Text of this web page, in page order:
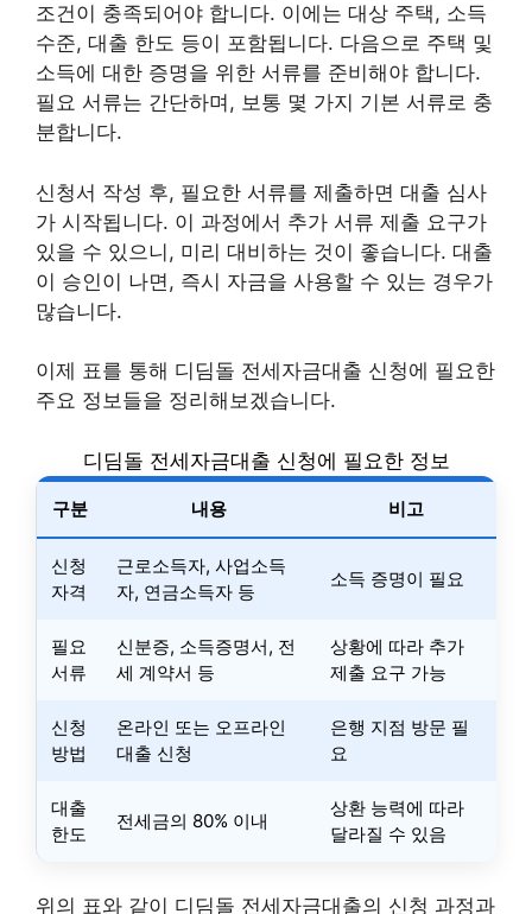
조건이 충족되어야 합니다. 이에는 대상 주택, 소득
수준, 대출 한도 등이 포함됩니다. 다음으로 주택 및
소득에 대한 증명을 위한 서류를 준비해야 합니다.
필요 서류는 간단하며, 보통 몇 가지 기본 서류로 충
분합니다.
신청서 작성 후, 필요한 서류를 제출하면 대출 심사
가 시작됩니다. 이 과정에서 추가 서류 제출 요구가
있을 수 있으니, 미리 대비하는 것이 좋습니다. 대출
이 승인이 나면, 즉시 자금을 사용할 수 있는 경우가
많습니다.
이제 표를 통해 디딤돌 전세자금대출 신청에 필요한
주요 정보들을 정리해보겠습니다.
디딤돌 전세자금대출 신청에 필요한 정보
구분 내용 비고
신청
자격
근로소득자, 사업소득
자, 연금소득자 등
소득 증명이 필요
필요
서류
신분증, 소득증명서, 전
세 계약서 등
상황에 따라 추가
제출 요구 가능
신청
방법
온라인 또는 오프라인
대출 신청
은행 지점 방문 필
요
대출
한도
전세금의 80% 이내
상환 능력에 따라
달라질 수 있음
위의 표와 같이 디딤돌 전세자금대출의 신청 과정과